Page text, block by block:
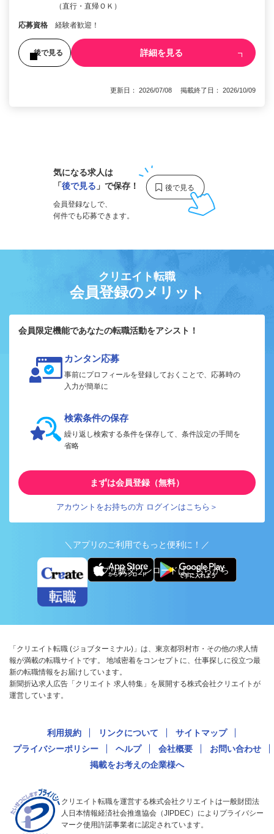
（直行・直帰ＯＫ）
応募資格 経験者歓迎！
後で見る 詳細を見る
更新日： 2026/07/08 掲載終了日： 2026/10/09
気になる求人は
「後で見る 」で保存！
会員登録なしで、
何件でも応募できます。
クリエイト転職
会員登録のメリット
会員限定機能であなたの転職活動をアシスト！
カンタン応募
事前にプロフィールを登録しておくことで、応募時の
入力が簡単に
検索条件の保存
繰り返し検索する条件を保存して、条件設定の手間を
省略
まずは会員登録（無料）
アカウントをお持ちの方 ログインはこちら＞
＼アプリのご利用でもっと便利に！／
アプリ版ダウンロードはこちらから
「クリエイト転職 (ジョブターミナル)」は、東京都羽村市・その他の求人情
報が満載の転職サイトです。 地域密着をコンセプトに、仕事探しに役立つ最
新の転職情報をお届けしています。
新聞折込求人広告「クリエイト 求人特集」を展開する株式会社クリエイトが
運営しています。
利用規約 リンクについて
サイトマップ
プライバシーポリシー
ヘルプ 会社概要
お問い合わせ
掲載をお考えの企業様へ
クリエイト転職を運営する株式会社クリエイトは一般財団法
人日本情報経済社会推進協会（JIPDEC）によりプライバシー
マーク使用許諾事業者に認定されています。